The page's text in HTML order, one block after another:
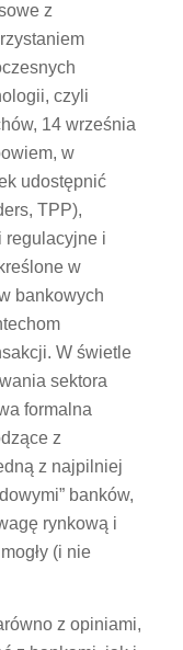
z
czyli
14 września
w
udostępnić
TPP),
regulacyjne i
w
bankowych
W świetle
sektora
formalna
z
z najpilniej
banków,
rynkową i
(i nie
z opiniami,